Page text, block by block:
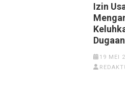
Izin
19 MEI